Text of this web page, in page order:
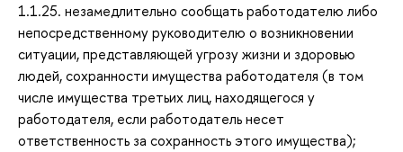
1.1.25. незамедлительно сообщать работодателю либо
непосредственному руководителю о возникновении
ситуации, представляющей угрозу жизни и здоровью
людей, сохранности имущества работодателя (в том
числе имущества третьих лиц, находящегося у
работодателя, если работодатель несет
ответственность за сохранность этого имущества);